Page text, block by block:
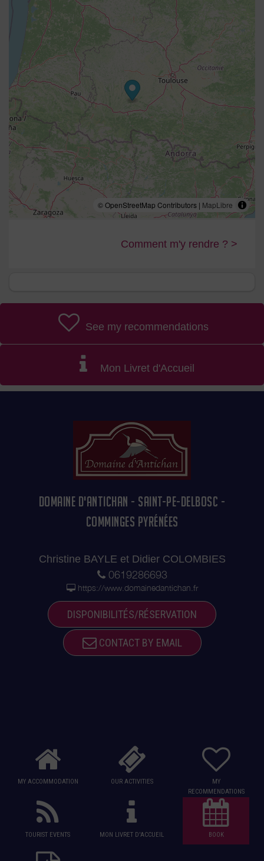
© OpenStreetMap Contributors | MapLibre
Comment m'y rendre ? >
See my recommendations
Mon Livret d'Accueil
DOMAINE D'ANTICHAN - SAINT-PE-DELBOSC -
COMMINGES PYRÉNÉES
Christine BAYLE et Didier COLOMBIES
0619286693
https://www.domainedantichan.fr
DISPONIBILITÉS/RÉSERVATION
CONTACT BY EMAIL
MY ACCOMMODATION OUR ACTIVITIES
MY
RECOMMENDATIONS
TOURIST EVENTS MON LIVRET D'ACCUEIL BOOK